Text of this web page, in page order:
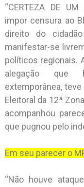
“CERTEZA DE
impor censura ao
direito do
manifestar-se
políticos regionais.
alegação que
extemporânea,
Eleitoral da 12ª
acompanhou
que pugnou pelo
Em seu parecer o
“Não houve